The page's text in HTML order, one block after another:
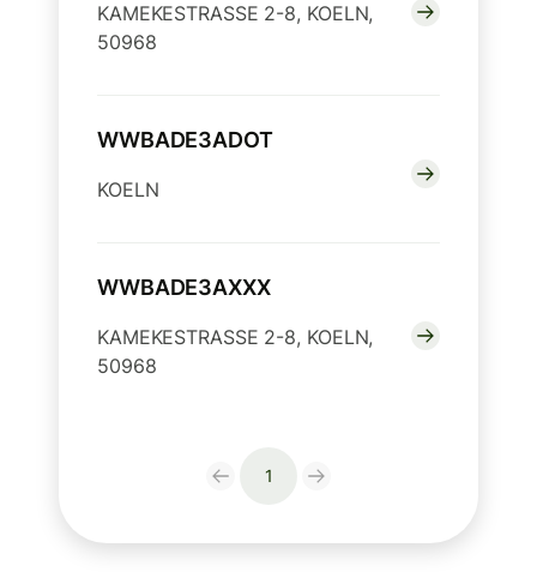
KAMEKESTRASSE 2-8, KOELN,
50968
WWBADE3ADOT
KOELN
WWBADE3AXXX
KAMEKESTRASSE 2-8, KOELN,
50968
1